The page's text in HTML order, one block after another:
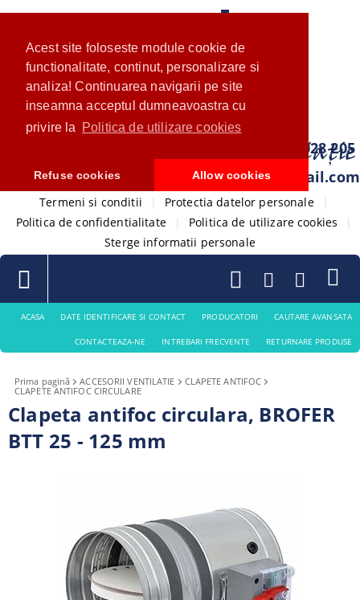
Acest site foloseste module cookie de
functionalitate, continut, personalizare si
analiza! Continuarea navigarii pe site
inseamna acceptul dumneavoastra cu
privire la
Politica de utilizare cookies
Refuse cookies Allow cookies
0733 028 205
com.ventistore@gmail.com
Termeni si conditii Protectia datelor personale
Politica de confidentialitate
Politica de utilizare cookies
Sterge informatii personale
ACASA DATE IDENTIFICARE SI CONTACT PRODUCATORI CAUTARE AVANSATA
CONTACTEAZA-NE INTREBARI FRECVENTE RETURNARE PRODUSE
Prima pagină ACCESORII VENTILATIE
CLAPETE ANTIFOC
CLAPETE ANTIFOC CIRCULARE
Clapeta antifoc circulara, BROFER
BTT 25 - 125 mm